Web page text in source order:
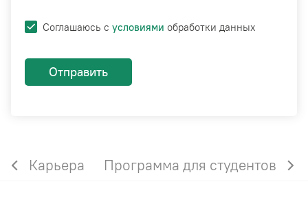
Соглашаюсь с условиями обработки данных
Отправить
Карьера Программа для студентов